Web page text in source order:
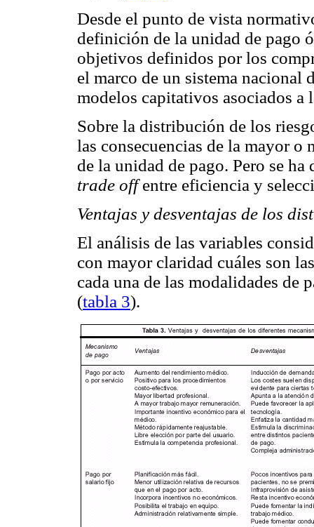
Desde el punto de vista
definición de la unidad de pago
objetivos definidos por los
el marco de un sistema nacional
modelos capitativos asociados
Sobre la distribución de los
las consecuencias de la mayor
de la unidad de pago. Pero se
trade offentre eficiencia y
Ventajas y desventajas de los
El análisis de las variables
con mayor claridad cuáles son
cada una de las modalidades de
(tabla 3).